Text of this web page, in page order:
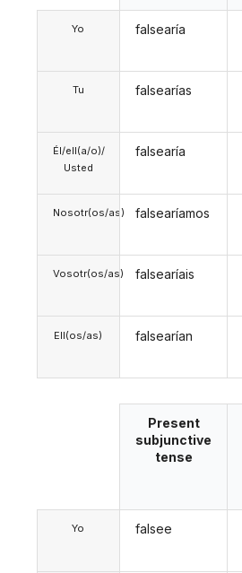
Yo
Tu
Él/ell(a/o)/
Usted
Nosotr(os/as)
Vosotr(os/as)
Ell(os/as)
falsearía
falsearías
falsearía
falsearíamos
falsearíais
falsearían
Yo
Present
subjunctive
tense
falsee